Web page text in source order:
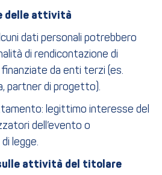
delle attività
dati personali potrebbero
di rendicontazione di
da enti terzi (es.
partner di progetto).
legittimo interesse del
dell’evento o
legge.
attività del titolare